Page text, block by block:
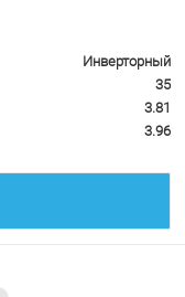
Инверторный
35
3.81
3.96